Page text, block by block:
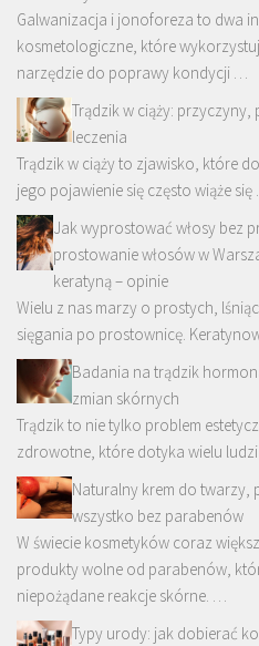
Galwanizacja i jonoforeza to dwa
kosmetologiczne, które
narzędzie do poprawy kondycji …
Trądzik w ciąży:
leczenia
Trądzik w ciąży to zjawisko, które
jego pojawienie się często wiąże
Jak wyprostować włosy bez
prostowanie włosów w
keratyną – opinie
Wielu z nas marzy o prostych,
sięgania po prostownicę.
Badania na trądzik
zmian skórnych
Trądzik to nie tylko problem
zdrowotne, które dotyka wielu
Naturalny krem do twarzy,
wszystko bez parabenów
W świecie kosmetyków coraz
produkty wolne od parabenów,
niepożądane reakcje skórne. …
Typy urody: jak dobierać